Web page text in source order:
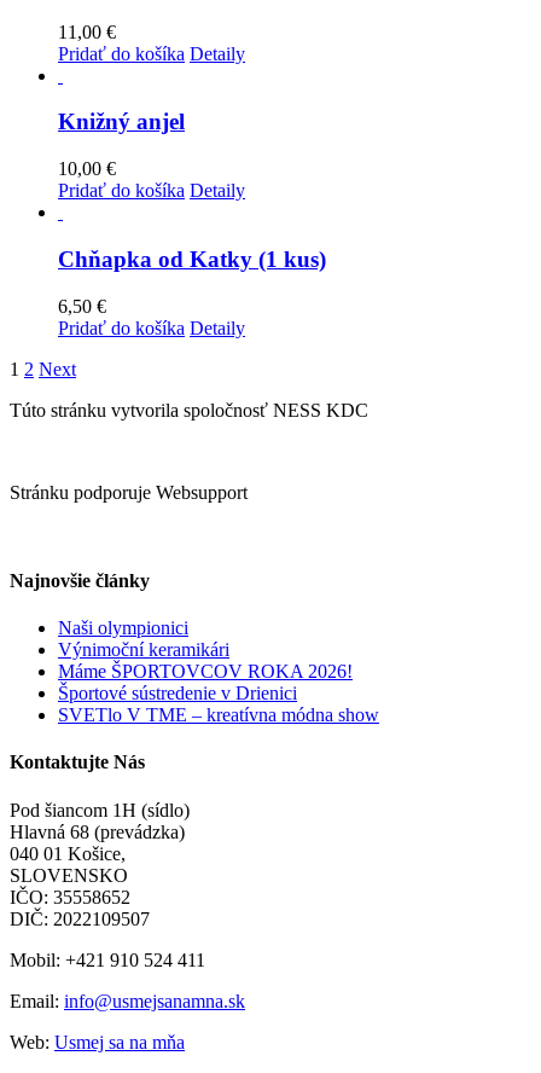
11,00 €
Pridať do košíka Detaily
Knižný anjel
10,00 €
Pridať do košíka Detaily
Chňapka od Katky (1 kus)
6,50 €
Pridať do košíka Detaily
1 2 Next
Túto stránku vytvorila spoločnosť NESS KDC
Stránku podporuje Websupport
Najnovšie články
Naši olympionici
Výnimoční keramikári
Máme ŠPORTOVCOV ROKA 2026!
Športové sústredenie v Drienici
SVETlo V TME – kreatívna módna show
Kontaktujte Nás
Pod šiancom 1H (sídlo)
Hlavná 68 (prevádzka)
040 01 Košice,
SLOVENSKO
IČO: 35558652
DIČ: 2022109507
Mobil: +421 910 524 411
Email: info@usmejsanamna.sk
Web: Usmej sa na mňa